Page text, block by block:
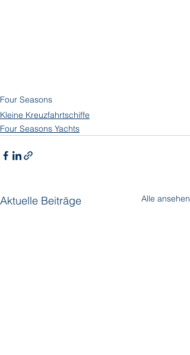
Four Seasons
Kleine Kreuzfahrtschiffe
Four Seasons Yachts
Aktuelle Beiträge Alle ansehen